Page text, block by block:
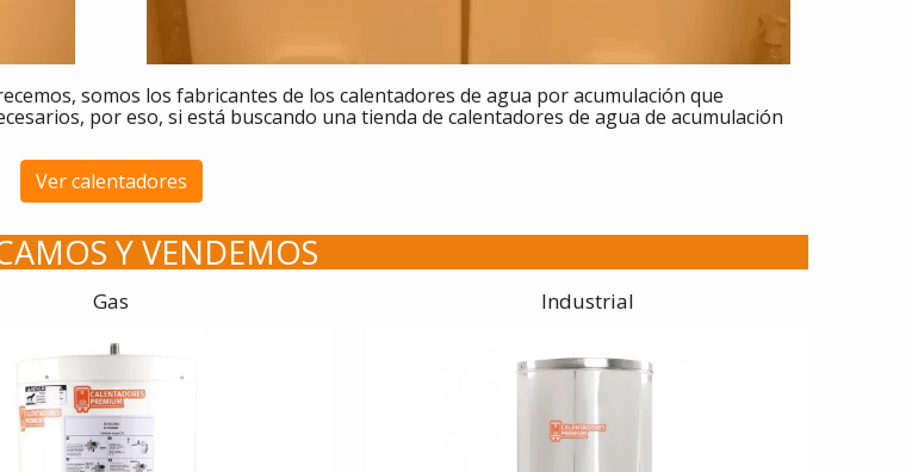
somos los fabricantes de los calentadores de agua por acumulación que
por eso, si está buscando una tienda de calentadores de agua de acumulación
Ver calentadores
Y VENDEMOS
Gas Industrial